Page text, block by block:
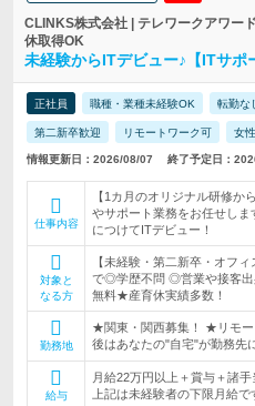
CLINKS株式会社 | テレワークアワー
休取得OK
未経験からITデビュー♪【ITサ
正社員 職種・業種未経験OK 転勤なし
第二新卒歓迎 リモートワーク可 女
情報更新日：2026/08/07 終了予定日：
仕事内容
【1カ月のオリジナル研修か
やサポート業務をお任せし
につけてITデビュー！
対象と
なる方
【未経験・第二新卒・オフ
で◎学歴不問 ◎営業や接客
無料★産育休実績多数！
勤務地
★関東・関西募集！ ★リモ
後はあなたの"自宅"が勤務先
給与
月給22万円以上＋賞与＋諸
上記は未経験者の下限月給